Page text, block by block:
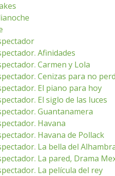
Afinidades
Carmen y Lola
Cenizas para no
El piano para hoy
El siglo de las luces
Guantanamera
Havana
Havana de Pollack
La bella del
La pared, Drama
La película del rey